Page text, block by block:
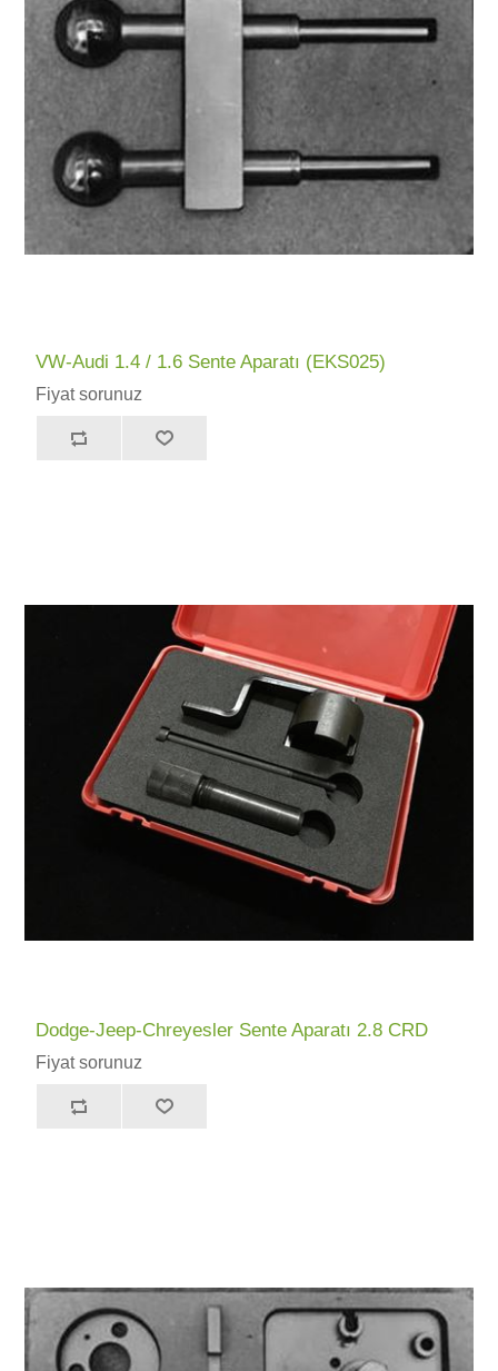
VW-Audi 1.4 / 1.6 Sente Aparatı (EKS025)
Fiyat sorunuz
Dodge-Jeep-Chreyesler Sente Aparatı 2.8 CRD
Fiyat sorunuz